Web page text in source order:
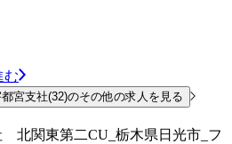
む
宮支社(32)のその他の求人を見る
北関東第二CU_栃木県日光市_フ